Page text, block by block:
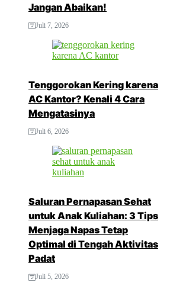
Jangan Abaikan!
Juli 7, 2026
Tenggorokan Kering karena
AC Kantor? Kenali 4 Cara
Mengatasinya
Juli 6, 2026
Saluran Pernapasan Sehat
untuk Anak Kuliahan: 3 Tips
Menjaga Napas Tetap
Optimal di Tengah Aktivitas
Padat
Juli 5, 2026